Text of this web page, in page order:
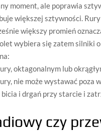
moment, ale poprawia
większej sztywności.
większy promień
wybiera się zatem silniki
oktagonalnym lub
nie może wystawać poza
bicia i drgań przy starcie i
czy